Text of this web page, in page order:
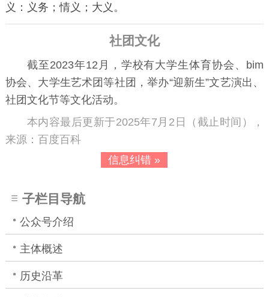
义：义务；情义；大义。
社团文化
截至2023年12月，学校有大学生体育协会、bim
协会、大学生艺术团等社团，举办“迎新生”文艺演出、
社团文化节等文化活动。
本内容最后更新于2025年7月2日（截止时间），
来源：百度百科
信息纠错 »
子栏目导航
公众号介绍
主体概述
历史沿革